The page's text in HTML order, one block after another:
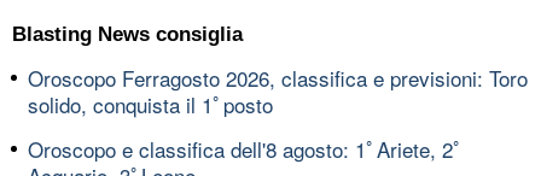
Blasting News consiglia
Oroscopo Ferragosto 2026, classifica e previsioni: Toro
solido, conquista il 1ﾟposto
Oroscopo e classifica dell'8 agosto: 1ﾟAriete, 2ﾟ